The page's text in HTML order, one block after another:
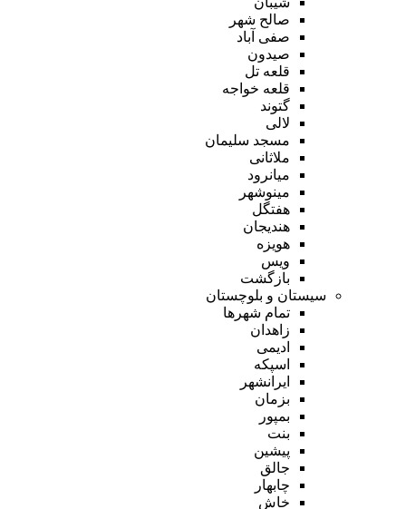
صالح شهر
صفی آباد
صیدون
قلعه تل
قلعه خواجه
گتوند
لالی
مسجد سلیمان
ملاثانی
میانرود
مینوشهر
هفتگل
هندیجان
هویزه
ویس
بازگشت
سیستان و بلوچستان
تمام شهر‌ها
زاهدان
ادیمی
اسپکه
ایرانشهر
بزمان
بمپور
بنت
پیشین
جالق
چابهار
خاش